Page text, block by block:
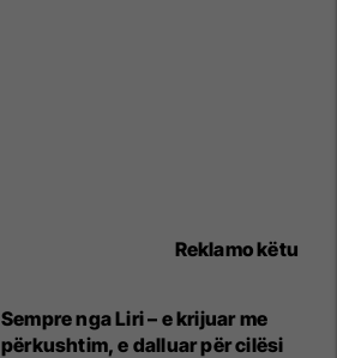
Reklamo këtu
Sempre nga Liri – e krijuar me
përkushtim, e dalluar për cilësi